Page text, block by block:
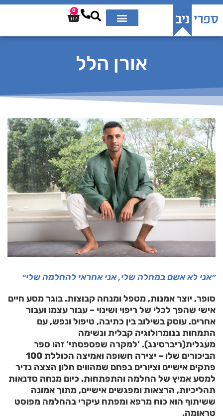
0
אורן הלל
״אני לא אשם במחלה שלי, אני אחראי להחלמה שלי״
סופר, יוצר אמנות, מטפל ומנחה קבוצות. בוגר מסע חיים
אישי שהפך לכלי של ריפוי ושינוי – עבור עצמו ועבור
אחרים. עוסק בשילוב בין כתיבה, טיפול ונפש, עם
התמחות בנומרולוגיה קבלית ונשימה
מעגלית(ריברסינג). ‘למקרה שפספסתי’ זהו ספר
הביכורים שלו – יצירה חשופה ואמיצה הכוללת 100
פתקים אישיים וציורים בפחם שמהווים חלון הצצה נדיר
למסע אמיץ של החלמה והתפתחות. כיום מנחה סדנאות
תהליכיות, הרצאות ומפגשים אישיים, מתוך אמונה
ששיתוף הוא כוח מרפא ומפתח עיקרי בהחלמה מפוסט
טראומה.